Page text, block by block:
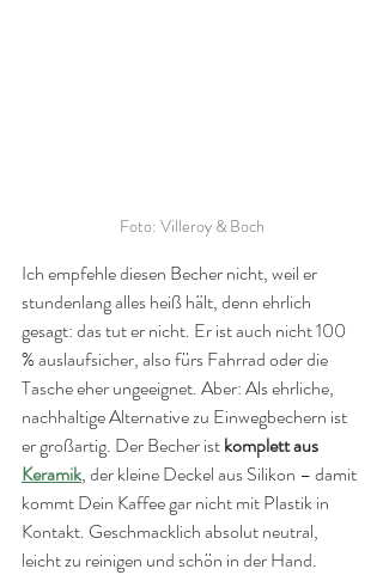
Foto: Villeroy & Boch
Ich empfehle diesen Becher nicht, weil er
stundenlang alles heiß hält, denn ehrlich
gesagt: das tut er nicht. Er ist auch nicht 100
% auslaufsicher, also fürs Fahrrad oder die
Tasche eher ungeeignet. Aber: Als ehrliche,
nachhaltige Alternative zu Einwegbechern ist
er großartig. Der Becher ist komplett aus
Keramik, der kleine Deckel aus Silikon – damit
kommt Dein Kaffee gar nicht mit Plastik in
Kontakt. Geschmacklich absolut neutral,
leicht zu reinigen und schön in der Hand.